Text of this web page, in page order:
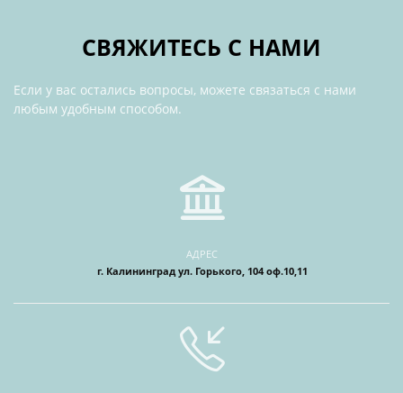
СВЯЖИТЕСЬ С НАМИ
Если у вас остались вопросы, можете связаться с нами
любым удобным способом.
АДРЕС
г. Калининград ул. Горького, 104 оф.10,11